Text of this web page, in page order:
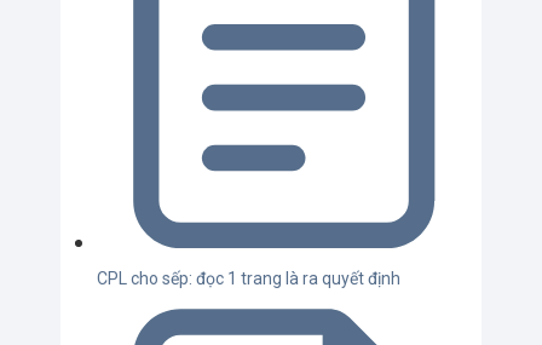
CPL cho sếp: đọc 1 trang là ra quyết định